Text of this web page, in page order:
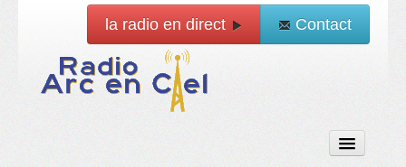
la radio en direct Contact